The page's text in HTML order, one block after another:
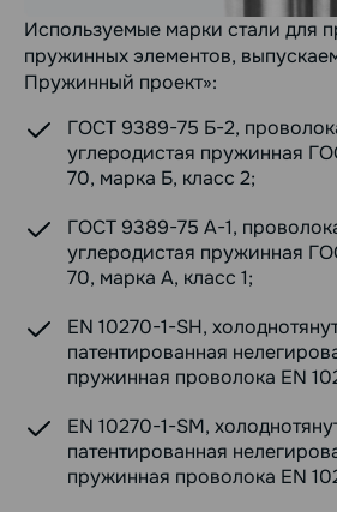
Используемые марки стали для
пружинных элементов,
Пружинный проект»:
ГОСТ 9389-75 Б-2,
углеродистая пружинная
70, марка Б, класс 2;
ГОСТ 9389-75 А-1,
углеродистая пружинная
70, марка А, класс 1;
EN 10270-1-SH,
патентированная
пружинная проволока EN
EN 10270-1-SM,
патентированная
пружинная проволока EN